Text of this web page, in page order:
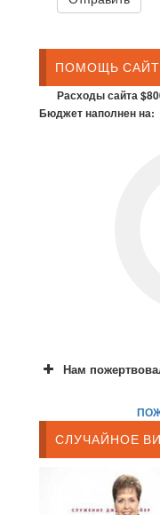
ПОМОЩЬ
Расходы сайта
Бюджет наполнен на:
Нам
СЛУЧАЙНОЕ